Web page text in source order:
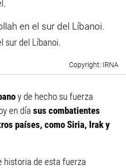
sur del Líbanoi.
IRNA
y de hecho su fuerza
en día sus combatientes
países, como Siria, Irak y
historia de esta fuerza